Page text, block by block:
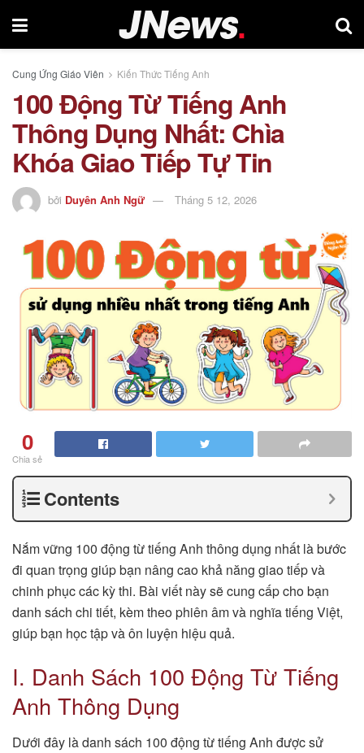
Cung Ứng Giáo Viên Kiến Thức Tiếng Anh
100 Động Từ Tiếng Anh
Thông Dụng Nhất: Chìa
Khóa Giao Tiếp Tự Tin
bởi Duyên Anh Ngữ Tháng 5 12, 2026
0
Chia sẻ
Contents
Nắm vững 100 động từ tiếng Anh thông dụng nhất là bước
đi quan trọng giúp bạn nâng cao khả năng giao tiếp và
chinh phục các kỳ thi. Bài viết này sẽ cung cấp cho bạn
danh sách chi tiết, kèm theo phiên âm và nghĩa tiếng Việt,
giúp bạn học tập và ôn luyện hiệu quả.
I. Danh Sách 100 Động Từ Tiếng
Anh Thông Dụng
Dưới đây là danh sách 100 động từ tiếng Anh được sử